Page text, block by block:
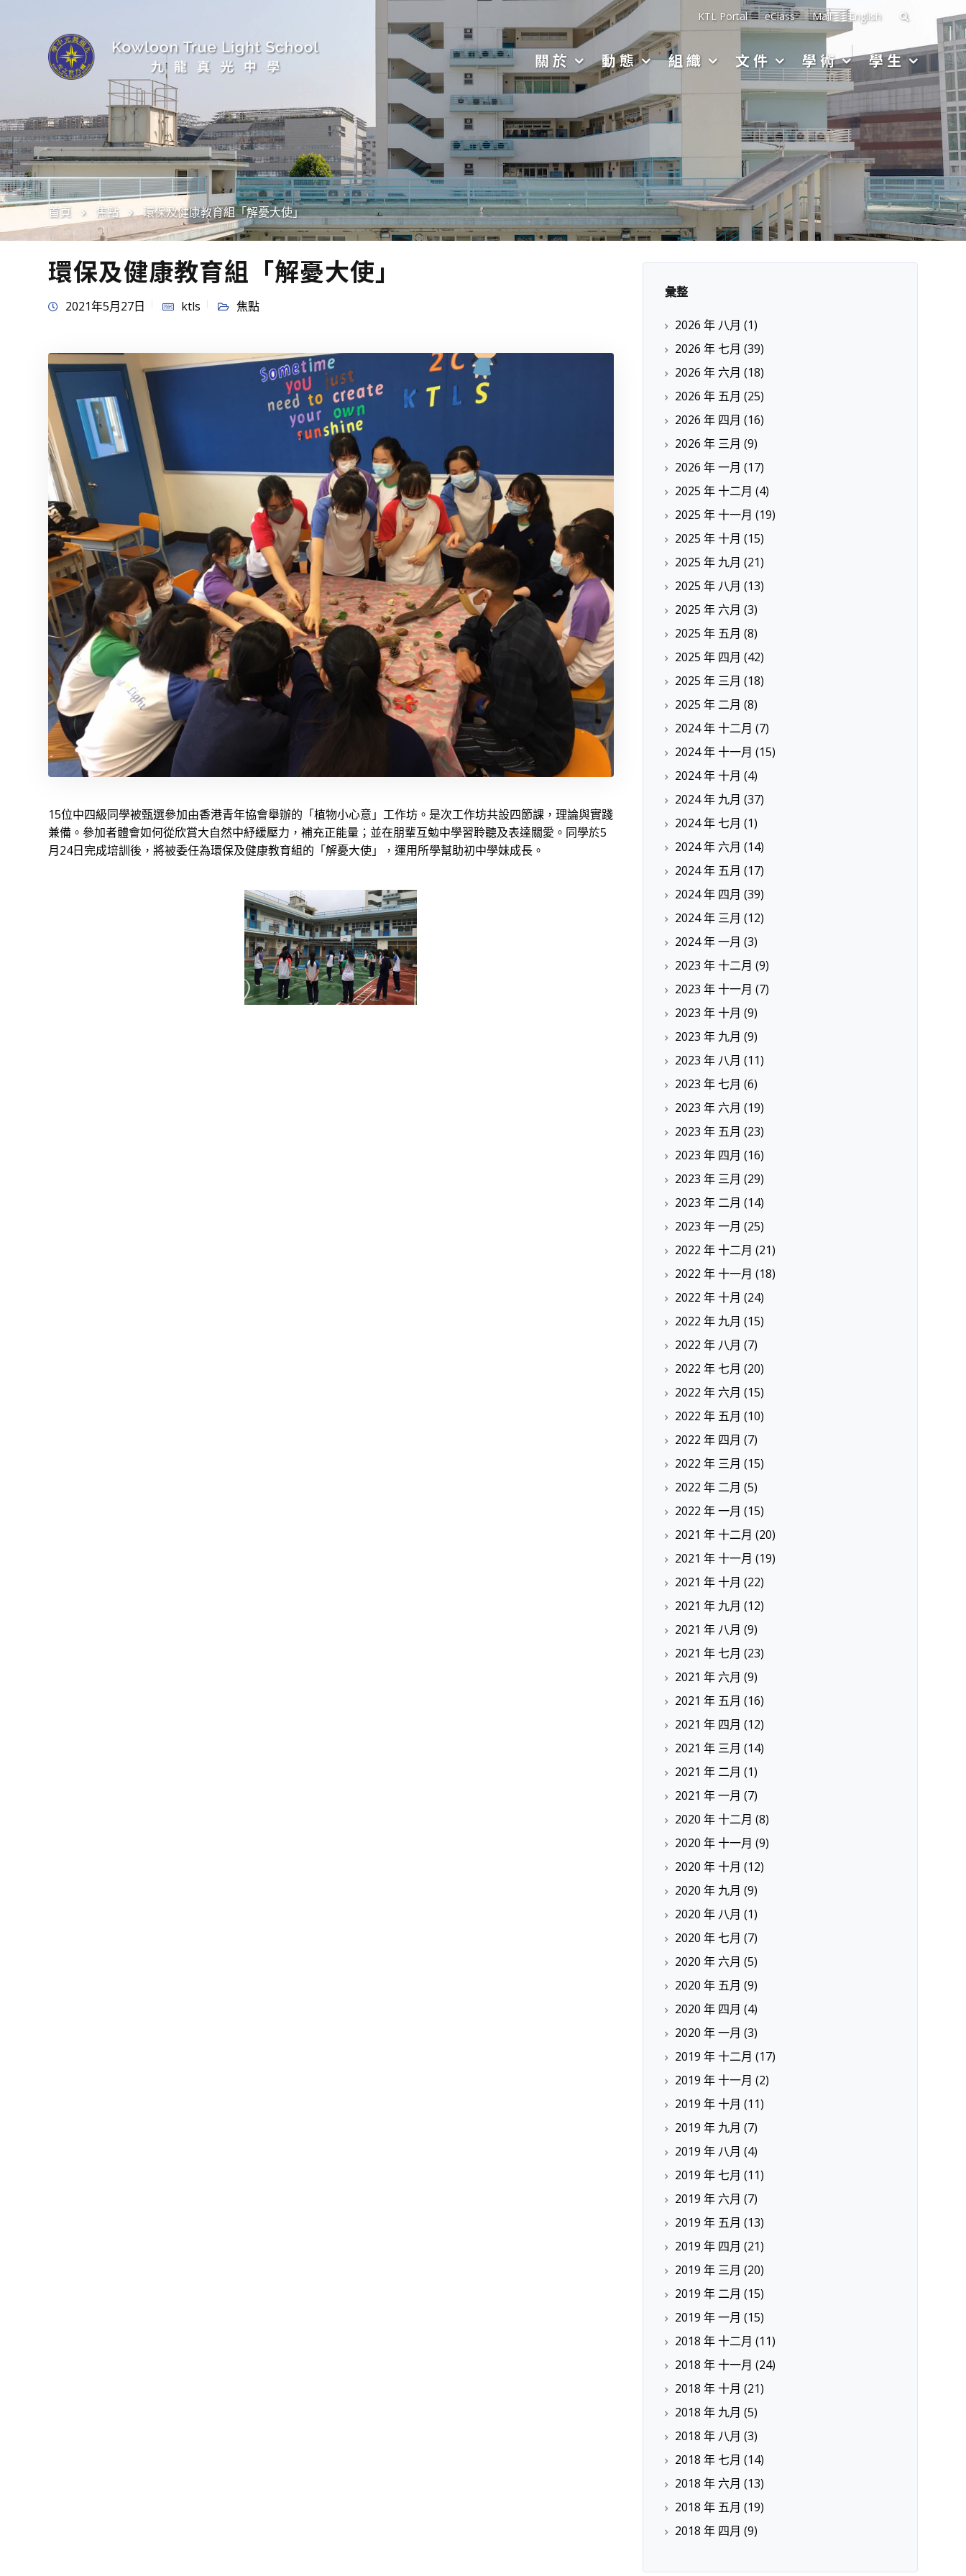
KTL Portal eClass Mail English
搜
尋
關
於：
關於 動態 組織 文件 學術 學生
首頁 焦點 環保及健康教育組「解憂大使」
環保及健康教育組「解憂大使」
2021年5月27日 ktls 焦點
15位中四級同學被甄選參加由香港青年協會舉辦的「植物小心意」工作坊。是次工作坊共設四節課，理論與實踐
兼備。參加者體會如何從欣賞大自然中紓緩壓力，補充正能量；並在朋輩互勉中學習聆聽及表達關愛。同學於5
月24日完成培訓後，將被委任為環保及健康教育組的「解憂大使」，運用所學幫助初中學妹成長。
彙整
2026 年 八月 (1)
2026 年 七月 (39)
2026 年 六月 (18)
2026 年 五月 (25)
2026 年 四月 (16)
2026 年 三月 (9)
2026 年 一月 (17)
2025 年 十二月 (4)
2025 年 十一月 (19)
2025 年 十月 (15)
2025 年 九月 (21)
2025 年 八月 (13)
2025 年 六月 (3)
2025 年 五月 (8)
2025 年 四月 (42)
2025 年 三月 (18)
2025 年 二月 (8)
2024 年 十二月 (7)
2024 年 十一月 (15)
2024 年 十月 (4)
2024 年 九月 (37)
2024 年 七月 (1)
2024 年 六月 (14)
2024 年 五月 (17)
2024 年 四月 (39)
2024 年 三月 (12)
2024 年 一月 (3)
2023 年 十二月 (9)
2023 年 十一月 (7)
2023 年 十月 (9)
2023 年 九月 (9)
2023 年 八月 (11)
2023 年 七月 (6)
2023 年 六月 (19)
2023 年 五月 (23)
2023 年 四月 (16)
2023 年 三月 (29)
2023 年 二月 (14)
2023 年 一月 (25)
2022 年 十二月 (21)
2022 年 十一月 (18)
2022 年 十月 (24)
2022 年 九月 (15)
2022 年 八月 (7)
2022 年 七月 (20)
2022 年 六月 (15)
2022 年 五月 (10)
2022 年 四月 (7)
2022 年 三月 (15)
2022 年 二月 (5)
2022 年 一月 (15)
2021 年 十二月 (20)
2021 年 十一月 (19)
2021 年 十月 (22)
2021 年 九月 (12)
2021 年 八月 (9)
2021 年 七月 (23)
2021 年 六月 (9)
2021 年 五月 (16)
2021 年 四月 (12)
2021 年 三月 (14)
2021 年 二月 (1)
2021 年 一月 (7)
2020 年 十二月 (8)
2020 年 十一月 (9)
2020 年 十月 (12)
2020 年 九月 (9)
2020 年 八月 (1)
2020 年 七月 (7)
2020 年 六月 (5)
2020 年 五月 (9)
2020 年 四月 (4)
2020 年 一月 (3)
2019 年 十二月 (17)
2019 年 十一月 (2)
2019 年 十月 (11)
2019 年 九月 (7)
2019 年 八月 (4)
2019 年 七月 (11)
2019 年 六月 (7)
2019 年 五月 (13)
2019 年 四月 (21)
2019 年 三月 (20)
2019 年 二月 (15)
2019 年 一月 (15)
2018 年 十二月 (11)
2018 年 十一月 (24)
2018 年 十月 (21)
2018 年 九月 (5)
2018 年 八月 (3)
2018 年 七月 (14)
2018 年 六月 (13)
2018 年 五月 (19)
2018 年 四月 (9)